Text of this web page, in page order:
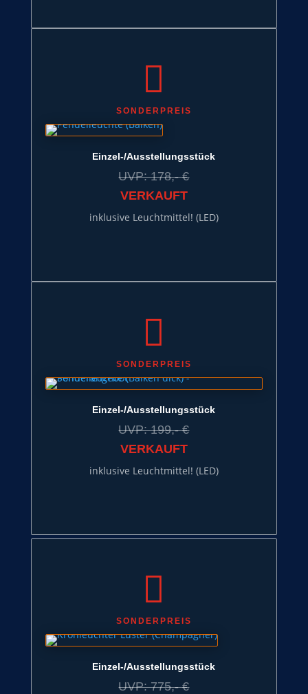

SONDERPREIS
Einzel-/Ausstellungsstück
UVP: 178,- €
VERKAUFT
inklusive Leuchtmittel! (LED)

SONDERPREIS
Einzel-/Ausstellungsstück
UVP: 199,- €
VERKAUFT
inklusive Leuchtmittel! (LED)

SONDERPREIS
Einzel-/Ausstellungsstück
UVP: 775,- €